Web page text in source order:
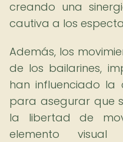
creando una
cautiva a los
Además, los
de los bailarines,
han influenciado la
para asegurar que
la libertad de
elemento